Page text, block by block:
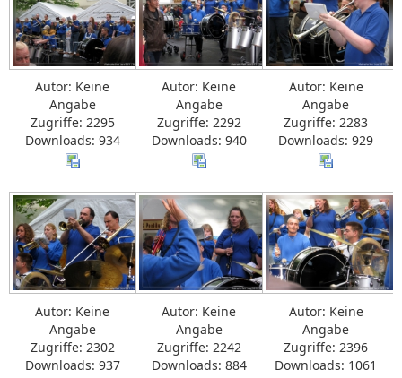
Autor: Keine
Angabe
Zugriffe: 2295
Downloads: 934
Autor: Keine
Angabe
Zugriffe: 2292
Downloads: 940
Autor: Keine
Angabe
Zugriffe: 2283
Downloads: 929
Autor: Keine
Angabe
Zugriffe: 2302
Downloads: 937
Autor: Keine
Angabe
Zugriffe: 2242
Downloads: 884
Autor: Keine
Angabe
Zugriffe: 2396
Downloads: 1061